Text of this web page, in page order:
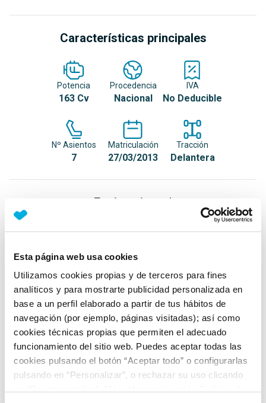
Esta página web usa cookies
Utilizamos cookies propias y de terceros para fines
analíticos y para mostrarte publicidad personalizada en
base a un perfil elaborado a partir de tus hábitos de
navegación (por ejemplo, páginas visitadas); así como
cookies técnicas propias que permiten el adecuado
funcionamiento del sitio web. Puedes aceptar todas las
cookies pulsando el botón “Aceptar todo” o configurarlas
pulsando en “Personalizar”, o rechazar su uso clicando
Características principales
Potencia
163 Cv
Procedencia
Nacional
IVA
No Deducible
Nº Asientos
7
Matriculación
27/03/2013
Tracción
Delantera
Equipamiento*
Detalles destacados
Techo panorámico de cristal con cortina interior
Maletero con iluminación
Proyector de información en el parabrisas (Head Up
Display)
+ Ver todos
Ficha técnica